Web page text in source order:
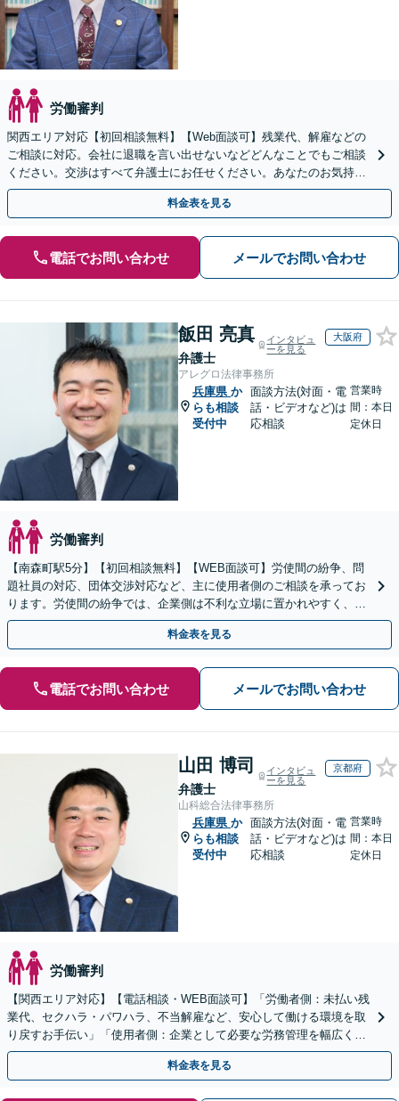
労働審判
関西エリア対応【初回相談無料】【Web面談可】残業代、解雇などの
ご相談に対応。会社に退職を言い出せないなどどんなことでもご相談
ください。交渉はすべて弁護士にお任せください。あなたのお気持ち
を尊重した迅速な解決を目指します。
料金表を見る
電話でお問い合わせ メールでお問い合わせ
飯田 亮真
弁護士
インタビュ
ーを見る
大阪府
アレグロ法律事務所
兵庫県 か
らも相談
受付中
面談方法(対面・電
話・ビデオなど)は
応相談
営業時
間：本日
定休日
労働審判
【南森町駅5分】【初回相談無料】【WEB面談可】労使間の紛争、問
題社員の対応、団体交渉対応など、主に使用者側のご相談を承ってお
ります。労使間の紛争では、企業側は不利な立場に置かれやすく、適
切な対応が必要です。お早めに弁護士にご相談ください。
料金表を見る
電話でお問い合わせ メールでお問い合わせ
山田 博司
弁護士
インタビュ
ーを見る
京都府
山科総合法律事務所
兵庫県 か
らも相談
受付中
面談方法(対面・電
話・ビデオなど)は
応相談
営業時
間：本日
定休日
労働審判
【関西エリア対応】【電話相談・WEB面談可】「労働者側：未払い残
業代、セクハラ・パワハラ、不当解雇など、安心して働ける環境を取
り戻すお手伝い」「使用者側：企業として必要な労務管理を幅広くサ
ポート」【スポット契約・顧問契約どちらも対応可】
料金表を見る